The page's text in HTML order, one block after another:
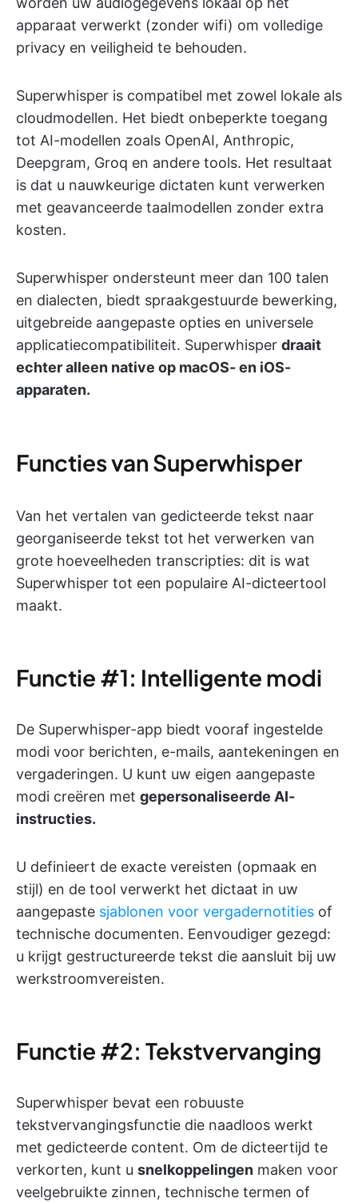
apparaat verwerkt (zonder wifi) om volledige
privacy en veiligheid te behouden.
Superwhisper is compatibel met zowel lokale als
cloudmodellen. Het biedt onbeperkte toegang
tot AI-modellen zoals OpenAI, Anthropic,
Deepgram, Groq en andere tools. Het resultaat
is dat u nauwkeurige dictaten kunt verwerken
met geavanceerde taalmodellen zonder extra
kosten.
Superwhisper ondersteunt meer dan 100 talen
en dialecten, biedt spraakgestuurde bewerking,
uitgebreide aangepaste opties en universele
applicatiecompatibiliteit. Superwhisper draait
echter alleen native op macOS- en iOS-
apparaten.
Functies van Superwhisper
Van het vertalen van gedicteerde tekst naar
georganiseerde tekst tot het verwerken van
grote hoeveelheden transcripties: dit is wat
Superwhisper tot een populaire AI-dicteertool
maakt.
Functie #1: Intelligente modi
De Superwhisper-app biedt vooraf ingestelde
modi voor berichten, e-mails, aantekeningen en
vergaderingen. U kunt uw eigen aangepaste
modi creëren met gepersonaliseerde AI-
instructies.
U definieert de exacte vereisten (opmaak en
stijl) en de tool verwerkt het dictaat in uw
aangepaste sjablonen voor vergadernotities of
technische documenten. Eenvoudiger gezegd:
u krijgt gestructureerde tekst die aansluit bij uw
werkstroomvereisten.
Functie #2: Tekstvervanging
Superwhisper bevat een robuuste
tekstvervangingsfunctie die naadloos werkt
met gedicteerde content. Om de dicteertijd te
verkorten, kunt u snelkoppelingen maken voor
veelgebruikte zinnen, technische termen of